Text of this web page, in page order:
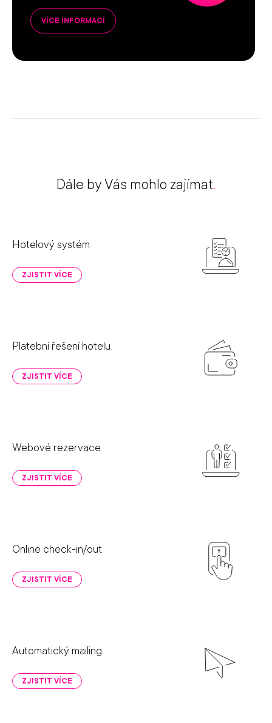
VÍCE INFORMACÍ
Dále by Vás mohlo zajímat.
Hotelový systém.
ZJISTIT VÍCE
Platební řešení hotelu.
ZJISTIT VÍCE
Webové rezervace.
ZJISTIT VÍCE
Online check-in/out.
ZJISTIT VÍCE
Automatický mailing.
ZJISTIT VÍCE